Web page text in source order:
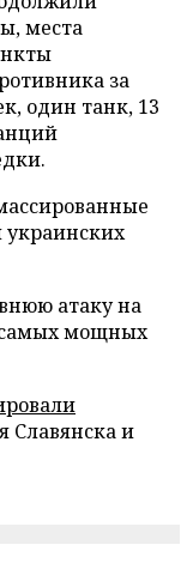
места
за
один танк, 13
атаку на
самых мощных
Славянска и